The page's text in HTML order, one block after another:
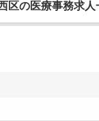
区の医療事務求